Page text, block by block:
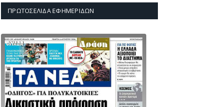
ΠΡΩΤΟΣΈΛΙΔΑ ΕΦΗΜΕΡΊΔΩΝ